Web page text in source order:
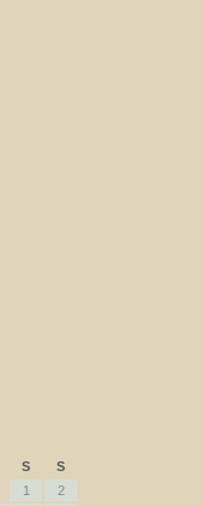
S S
1
2